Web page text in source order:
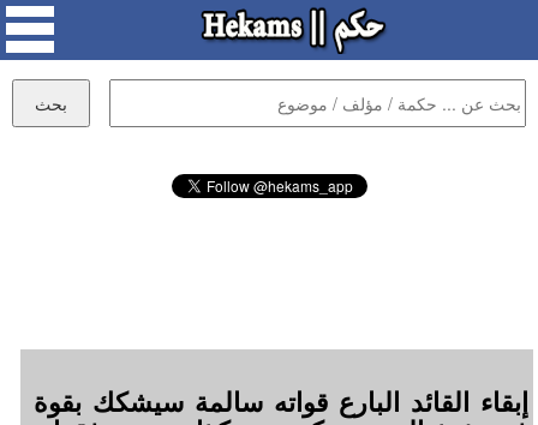
إبقاء القائد البارع قواته سالمة سيشكك بقوة